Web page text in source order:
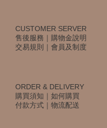
CUSTOMER SERVER
售後服務 ｜ 購物金說明
交易規則
｜ 會員及制度
ORDER & DELIVERY
購買須知 ｜ 如何購買
付款方式 ｜ 物流配送